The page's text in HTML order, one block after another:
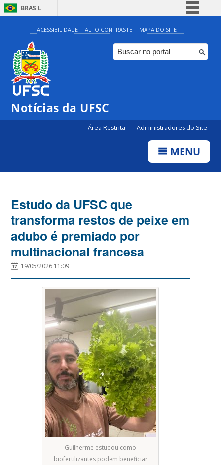
BRASIL
Simplifique!
Comunica BR
Participe
ACESSIBILIDADE ALTO CONTRASTE MAPA DO SITE
Notícias da UFSC
Área Restrita Administradores do Site
MENU
Estudo da UFSC que
transforma restos de peixe em
adubo é premiado por
multinacional francesa
19/05/2026 11:09
Guilherme estudou como
biofertilizantes podem beneficiar